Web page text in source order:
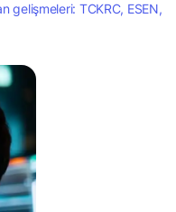
gelişmeleri: TCKRC, ESEN,